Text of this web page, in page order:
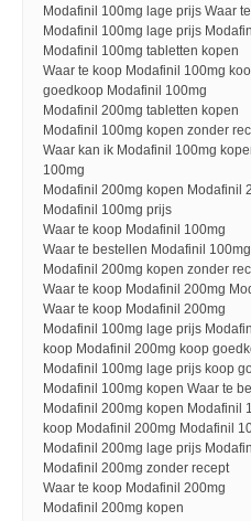
Modafinil 100mg lage prijs Waar
Modafinil 100mg lage prijs
Modafinil 100mg tabletten kopen
Waar te koop Modafinil 100mg
goedkoop Modafinil 100mg
Modafinil 200mg tabletten kopen
Modafinil 100mg kopen zonder
Waar kan ik Modafinil 100mg
100mg
Modafinil 200mg kopen Modafinil
Modafinil 100mg prijs
Waar te koop Modafinil 100mg
Waar te bestellen Modafinil
Modafinil 200mg kopen zonder
Waar te koop Modafinil 200mg
Waar te koop Modafinil 200mg
Modafinil 100mg lage prijs
koop Modafinil 200mg koop
Modafinil 100mg lage prijs koop
Modafinil 100mg kopen Waar te
Modafinil 200mg kopen Modafinil
koop Modafinil 200mg Modafinil
Modafinil 200mg lage prijs
Modafinil 200mg zonder recept
Waar te koop Modafinil 200mg
Modafinil 200mg kopen